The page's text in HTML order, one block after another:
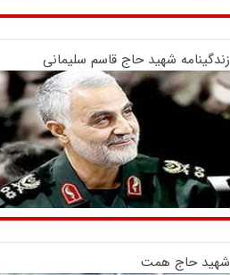
زندگینامه شهید حاج قاسم سلیمانی
شهید حاج همت